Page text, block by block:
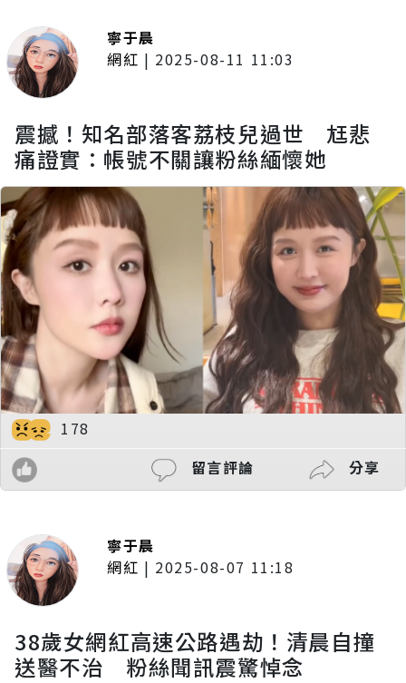
寧于晨
網紅 | 2025-08-11 11:03
震撼！知名部落客荔枝兒過世 尪悲
痛證實：帳號不關讓粉絲緬懷她
178
留言評論
分享
寧于晨
網紅 | 2025-08-07 11:18
38歲女網紅高速公路遇劫！清晨自撞
送醫不治 粉絲聞訊震驚悼念